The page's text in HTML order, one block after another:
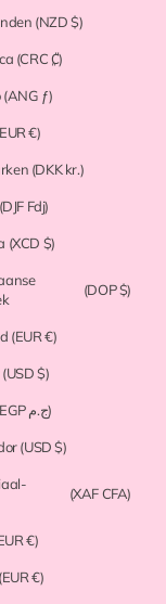
(NZD $)
(CRC ₡)
(ANG ƒ)
€)
(DKK kr.)
(DJF Fdj)
(XCD $)
(DOP $)
(EUR €)
(USD $)
(EGP ج.م)
(USD $)
(XAF CFA)
€)
(EUR €)